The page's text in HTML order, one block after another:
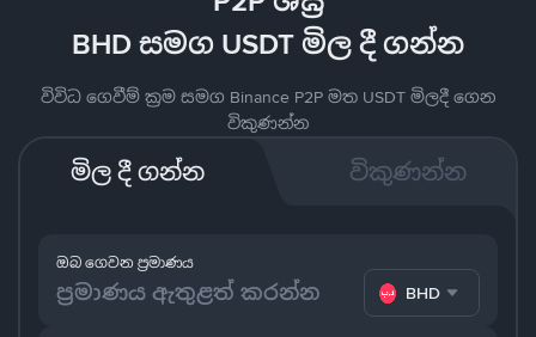
BHD සමග USDT මිල දී ගන්න
විවිධ ගෙවීම් ක්‍රම සමග Binance P2P මත USDT මිලදී ගෙන
විකුණන්න
මිල දී ගන්න විකුණන්න
ඔබ ගෙවන ප්‍රමාණය
BHD